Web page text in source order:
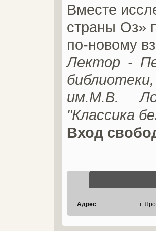
Вместе
страны Оз»
по-новому
Лектор -
им.М.В.
"Классика
Вход
Адрес г.